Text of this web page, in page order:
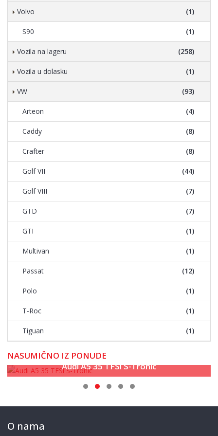
Volvo (1)
S90 (1)
Vozila na lageru (258)
Vozila u dolasku (1)
VW (93)
Arteon (4)
Caddy (8)
Crafter (8)
Golf VII (44)
Golf VIII (7)
GTD (7)
GTI (1)
Multivan (1)
Passat (12)
Polo (1)
T-Roc (1)
Tiguan (1)
NASUMIČNO IZ PONUDE
Audi A5 35 TFSi S-Tronic
O nama